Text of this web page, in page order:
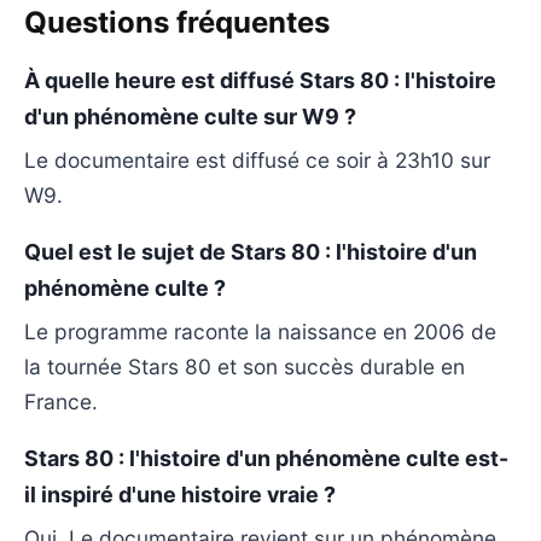
Questions fréquentes
À quelle heure est diffusé Stars 80 : l'histoire
d'un phénomène culte sur W9 ?
Le documentaire est diffusé ce soir à 23h10 sur
W9.
Quel est le sujet de Stars 80 : l'histoire d'un
phénomène culte ?
Le programme raconte la naissance en 2006 de
la tournée Stars 80 et son succès durable en
France.
Stars 80 : l'histoire d'un phénomène culte est-
il inspiré d'une histoire vraie ?